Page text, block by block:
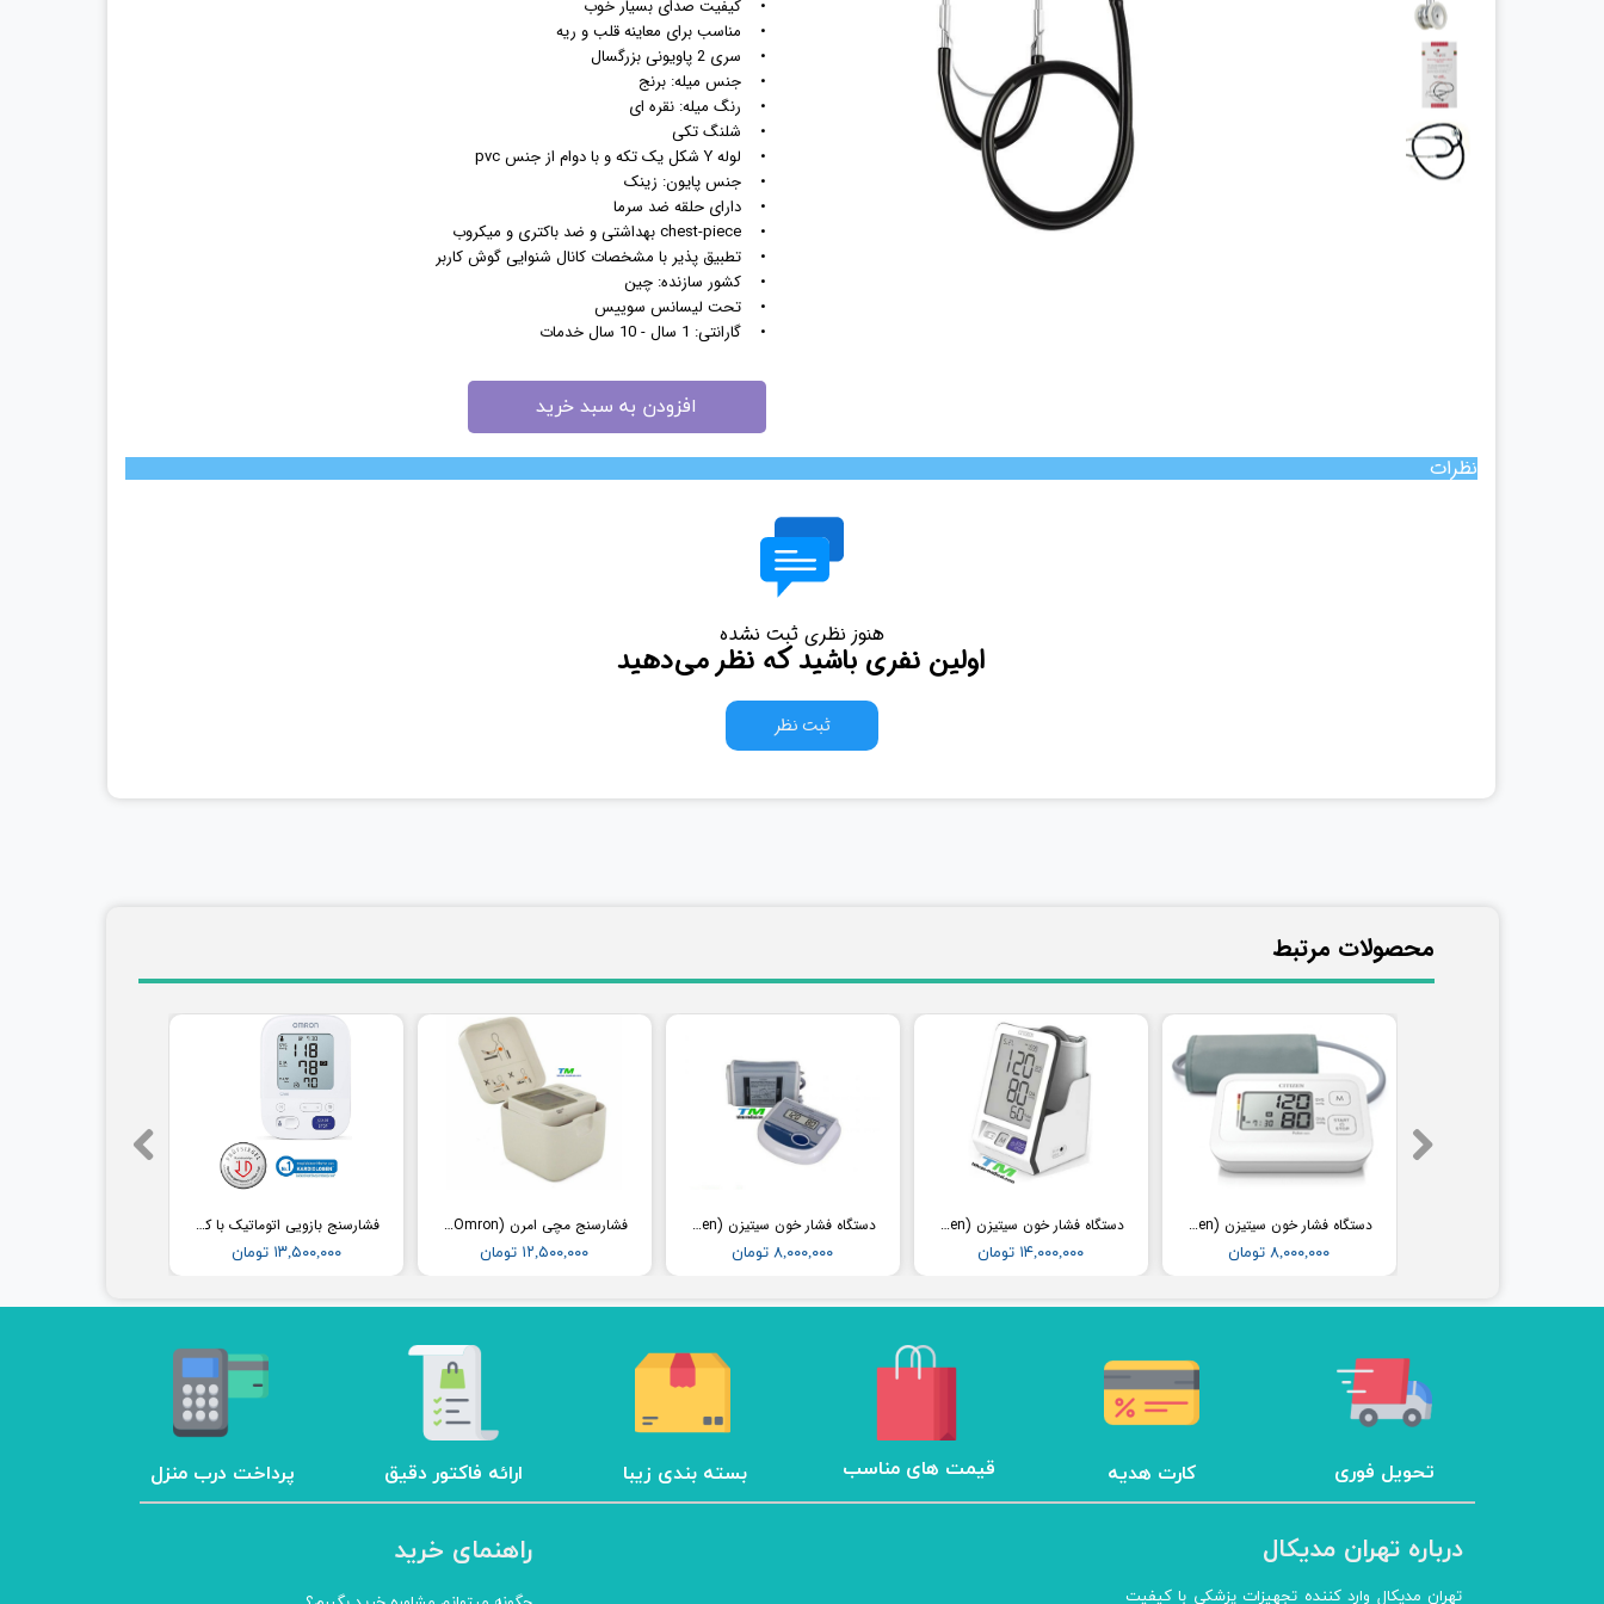
چراغ پیشانی
چراغ معاینه
سالپنژوگراف
فتال مانیتورینگ
شریان بند
چراغ قوه پزشکی
لیفت و جوانسازی صورت
• کیفیت صدای بسیار خوب
• مناسب برای معاینه قلب و ریه
• سری 2 پاویونی بزرگسال
• جنس میله: برنج
• رنگ میله: نقره ای
• شلنگ تکی
• لوله Y شکل یک تکه و با دوام از جنس pvc
• جنس پایون: زینک
• دارای حلقه ضد سرما
• chest-piece بهداشتی و ضد باکتری و میکروب
• تطبیق پذیر با مشخصات کانال شنوایی گوش کاربر
• کشور سازنده: چین
• تحت لیسانس سوییس
• گارانتی: 1 سال - 10 سال خدمات
افزودن به سبد خرید
نظرات
هنوز نظری ثبت نشده
اولین نفری باشید که نظر می‌دهید
ثبت نظر
فشارسنج بازویی اتوماتیک با کاف پهن امرن (OMRON) مدل M3
۱۳,۵۰۰,۰۰۰ تومان
فشارسنج مچی امرن (Omron) مدل RS2
۱۲,۵۰۰,۰۰۰ تومان
دستگاه فشار خون سیتیزن (Citizen) مدل CH452
۸,۰۰۰,۰۰۰ تومان
دستگاه فشار خون سیتیزن (Citizen) مدل CH456
۱۴,۰۰۰,۰۰۰ تومان
دستگاه فشار خون سیتیزن (Citizen) مدل CH304
۸,۰۰۰,۰۰۰ تومان
​محصولات مرتبط
تحویل فوری کارت هدیه ​قیمت های مناسب بسته بندی زیبا ارائه فاکتور دقیق پرداخت درب منزل
درباره تهران مدیکال
تهران مدیکال وارد کننده تجهیزات پزشکی با کیفیت
راهنمای خرید